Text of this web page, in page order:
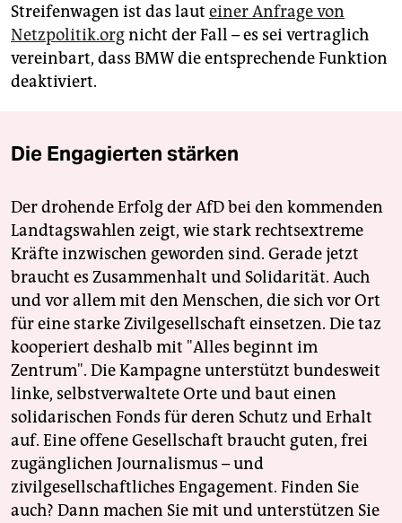
Streifenwagen ist das laut einer Anfrage von
Netzpolitik.orgnicht der Fall – es sei vertraglich
vereinbart, dass BMW die entsprechende Funktion
deaktiviert.
Die Engagierten stärken
Der drohende Erfolg der AfD bei den kommenden
Landtagswahlen zeigt, wie stark rechtsextreme
Kräfte inzwischen geworden sind. Gerade jetzt
braucht es Zusammenhalt und Solidarität. Auch
und vor allem mit den Menschen, die sich vor Ort
für eine starke Zivilgesellschaft einsetzen. Die taz
kooperiert deshalb mit "Alles beginnt im
Zentrum". Die Kampagne unterstützt bundesweit
linke, selbstverwaltete Orte und baut einen
solidarischen Fonds für deren Schutz und Erhalt
auf. Eine offene Gesellschaft braucht guten, frei
zugänglichen Journalismus – und
zivilgesellschaftliches Engagement. Finden Sie
auch? Dann machen Sie mit und unterstützen Sie